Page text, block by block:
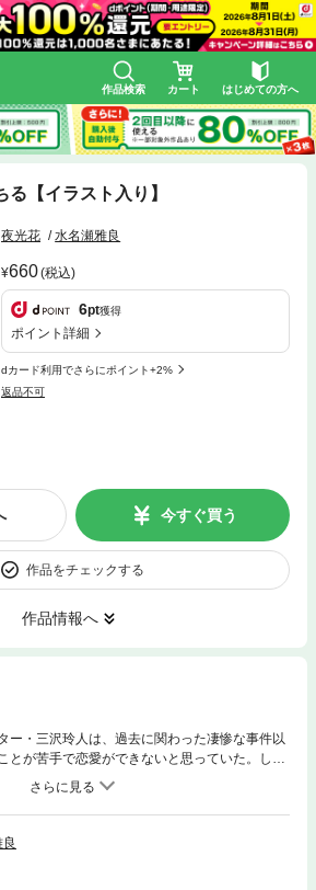
作品検索 カート はじめての方へ
【イラスト入り】
夜光花 水名瀬雅良
660(税込)
6pt獲得
ポイント詳細
dカード利用でさらにポイント+2%
返品不可
今すぐ買う
作品をチェックする
作品情報へ
ー・三沢玲人は、過去に関わった凄惨な事件以
とが苦手で恋愛ができないと思っていた。しか
いてくる大学生のバイト・鳥羽秀一だけには心
は、酔った鳥羽に抱かれてしまう。鳥羽の熱い
けの関係が続くが、過去の事件が玲人を再び臆